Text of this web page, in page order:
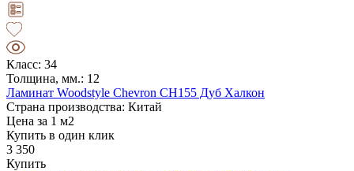
Класс: 34
Толщина, мм.: 12
Ламинат Woodstyle Chevron CH155 Дуб Халкон
Страна производства: Китай
Цена за 1 м2
Купить в один клик
3 350
Купить